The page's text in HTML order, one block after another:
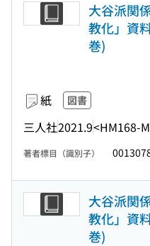
大谷派関
教化」資
巻)
紙 図書
三人社2021.9<HM168-
著者標目（識別子）
大谷派関
教化」資
巻)